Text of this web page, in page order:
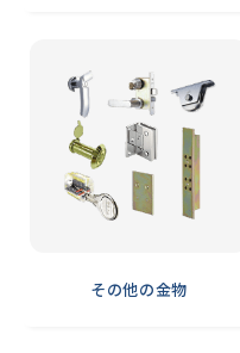
その他の金物